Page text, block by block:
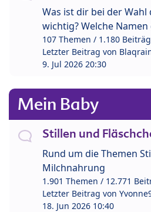
Was ist dir bei der Wahl
wichtig? Welche
107 Themen / 1.180
Letzter Beitrag von
9. Jul 2026 20:30
Mein Baby
Stillen und
Rund um die Themen
Milchnahrung
1.901 Themen / 12.771
Letzter Beitrag von
18. Jun 2026 10:40